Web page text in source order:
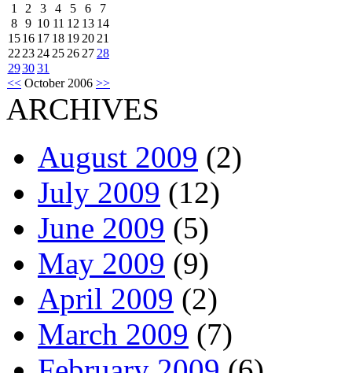
1
2 3 4 5 6
7
8
9 10 11 12 13 14
15 16 17 18 19 20 21
22 23 24 25 26 27 28
293031
<< October 2006 >>
ARCHIVES
August 2009 (2)
July 2009 (12)
June 2009 (5)
May 2009 (9)
April 2009 (2)
March 2009 (7)